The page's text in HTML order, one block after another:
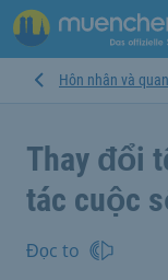
Hôn nhân và
Thay đổi
tác cuộc
Đọc to